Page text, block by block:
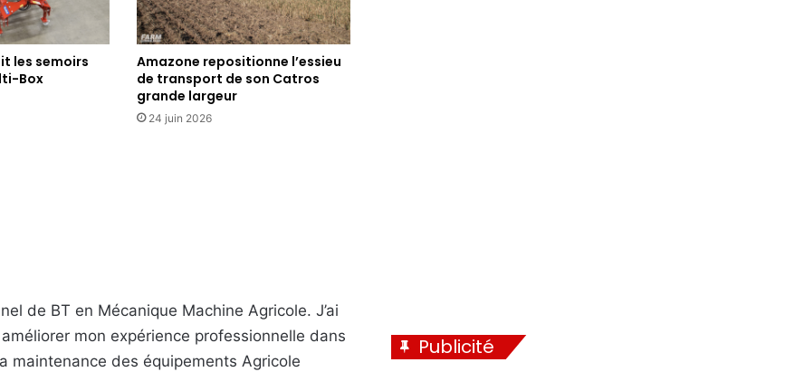
les semoirs
Box
Amazone repositionne l’essieu
de transport de son Catros
grande largeur
24 juin 2026
de BT en Mécanique Machine Agricole. J’ai
mon expérience professionnelle dans
maintenance des équipements Agricole
Publicité